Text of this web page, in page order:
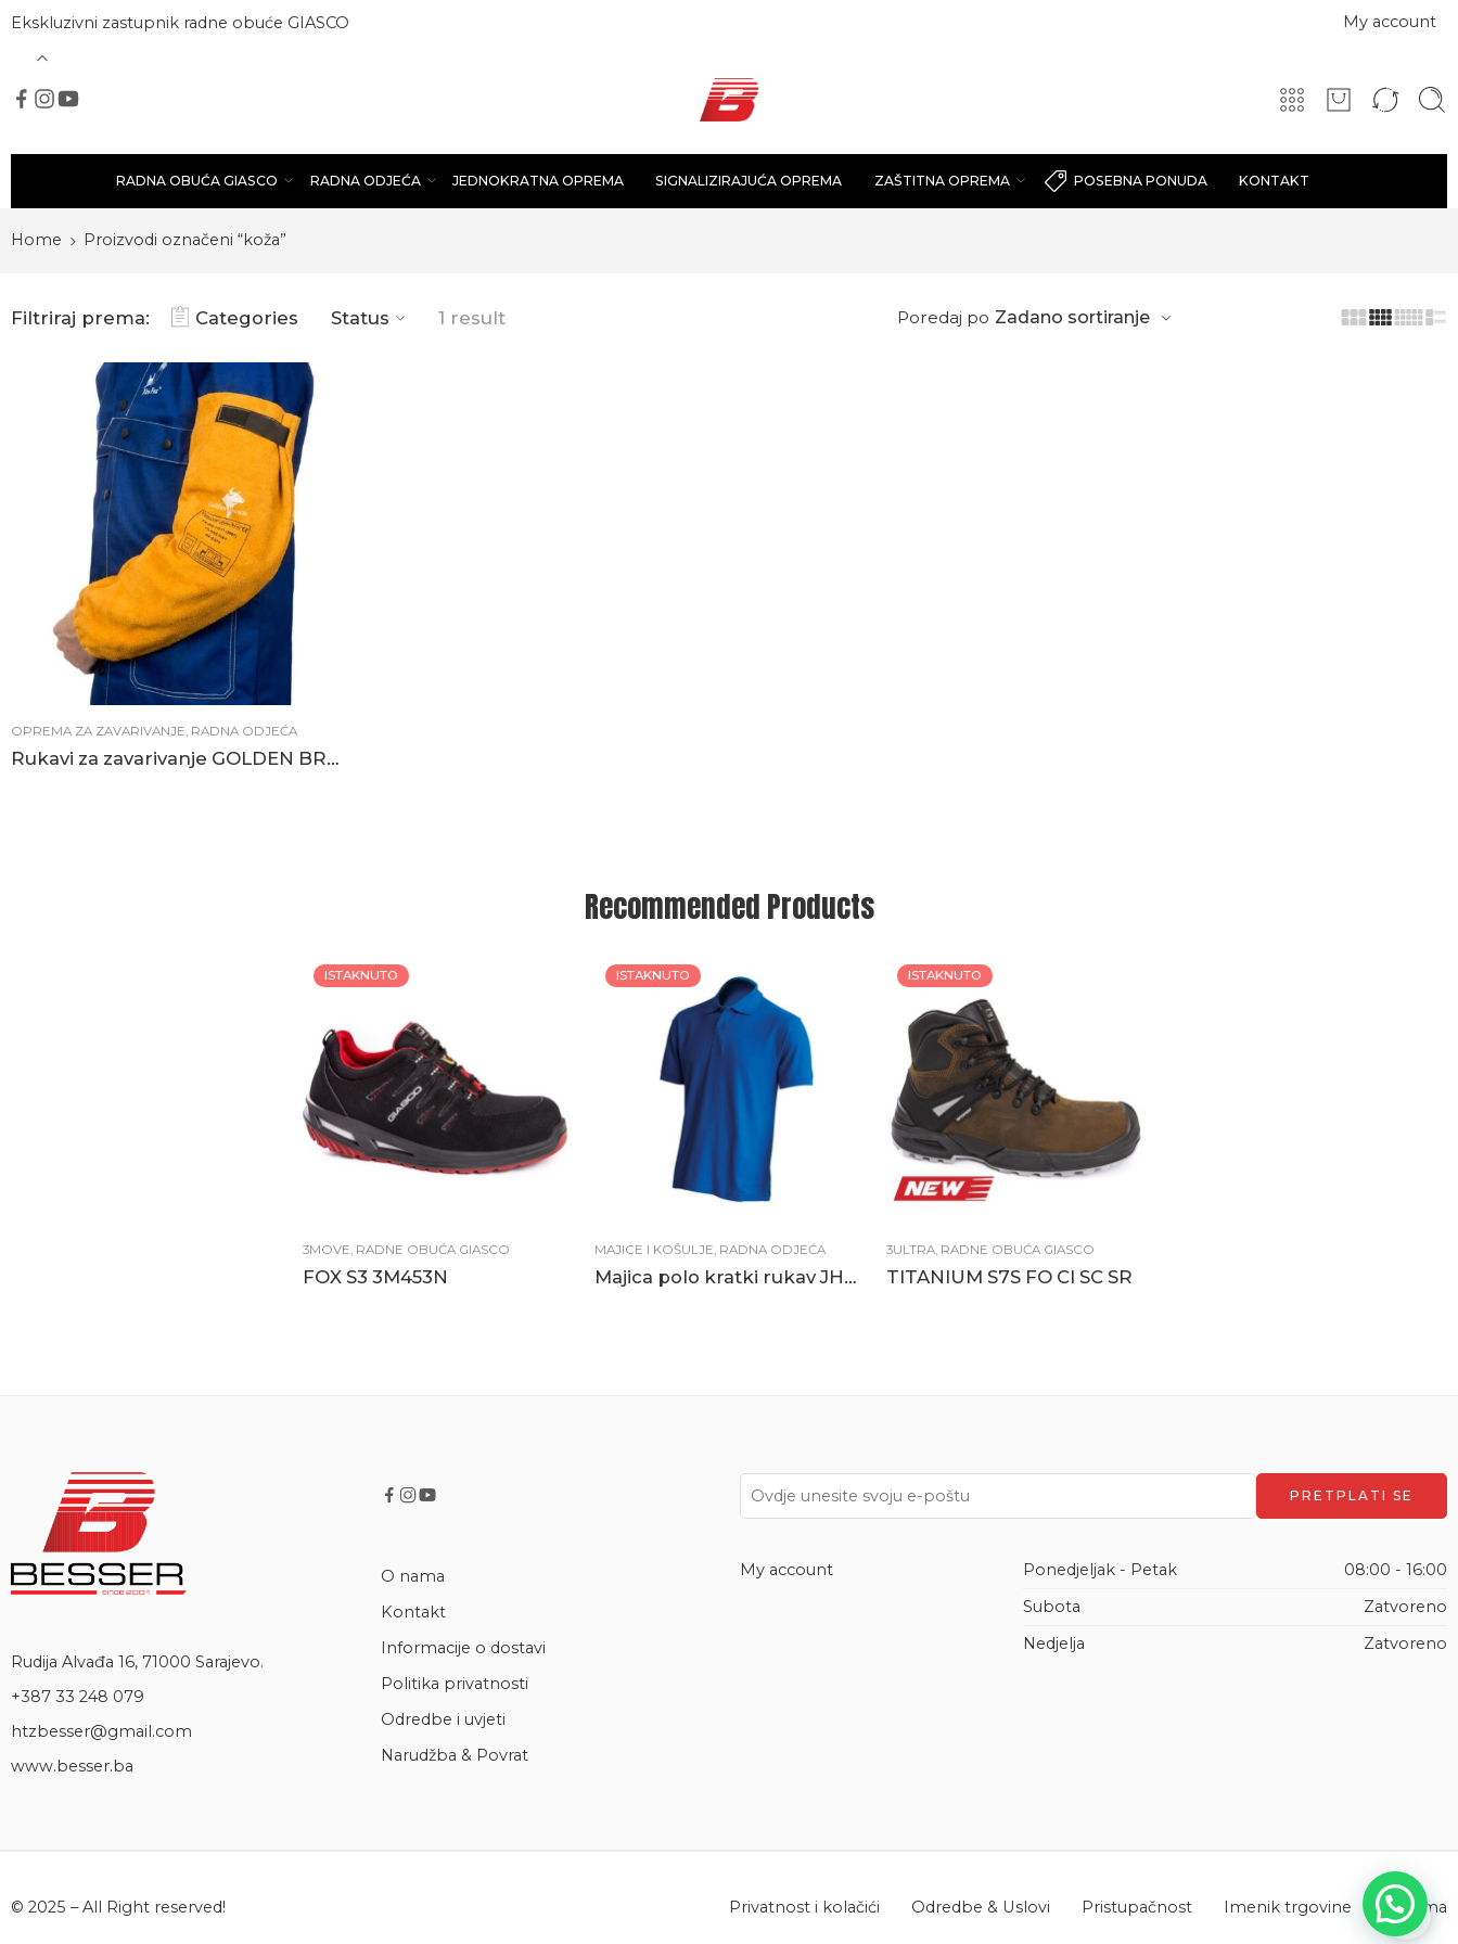
Ekskluzivni zastupnik radne obuće GIASCO My account
RADNA OBUĆA GIASCO RADNA ODJEĆA JEDNOKRATNA OPREMA SIGNALIZIRAJUĆA OPREMA ZAŠTITNA OPREMA POSEBNA PONUDA KONTAKT
Home Proizvodi označeni “koža”
Filtriraj prema: Categories Status 1 result Poredaj po Zadano sortiranje
OPREMA ZA ZAVARIVANJE, RADNA ODJEĆA
Rukavi za zavarivanje GOLDEN BROWN
Recommended Products
ISTAKNUTO
3MOVE, RADNE OBUĆA GIASCO
FOX S3 3M453N
ISTAKNUTO
MAJICE I KOŠULJE, RADNA ODJEĆA
Majica polo kratki rukav JHK royal plava
ISTAKNUTO
3ULTRA, RADNE OBUĆA GIASCO
TITANIUM S7S FO CI SC SR
Rudija Alvađa 16, 71000 Sarajevo.
+387 33 248 079
htzbesser@gmail.com
www.besser.ba
O nama
Kontakt
Informacije o dostavi
Politika privatnosti
Odredbe i uvjeti
Narudžba & Povrat
My account Ponedjeljak - Petak
08:00 - 16:00
Subota
Zatvoreno
Nedjelja
Zatvoreno
© 2025 – All Right reserved! Privatnost i kolačići Odredbe & Uslovi Pristupačnost Imenik trgovine O nama